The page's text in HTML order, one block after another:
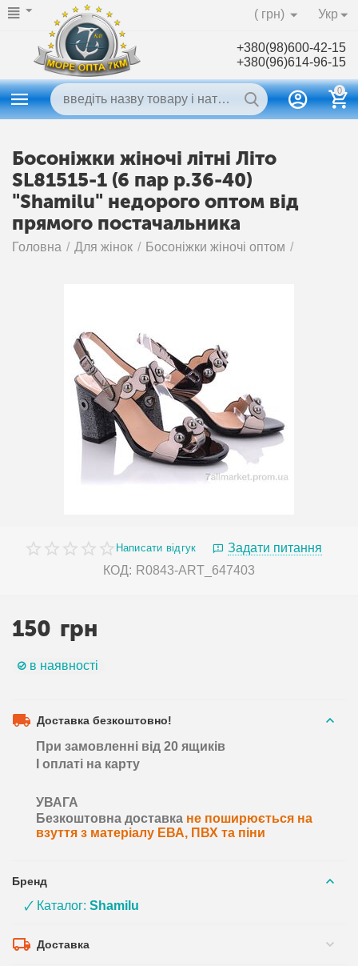
Укр
( грн)
+380(98)600-42-15
+380(96)614-96-15
0
Босоніжки жіночі літні Літо
SL81515-1 (6 пар р.36-40)
"Shamilu" недорого оптом від
прямого постачальника
Головна / Для жінок / Босоніжки жіночі оптом /
Написати відгук
Задати питання
КОД: R0843-ART_647403
150 грн
в наявності
Доставка безкоштовно!
При замовленні від 20 ящиків
І оплаті на карту
УВАГА
Безкоштовна доставка не поширюється на
взуття з матеріалу ЕВА, ПВХ та піни
Бренд
🗸 Каталог:Shamilu
Доставка